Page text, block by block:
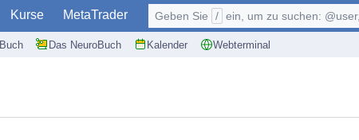
Kurse MetaTrader
Das NeuroBuch Kalender Webterminal
Geben Sie / ein, um zu suchen: @user, $symbol, ...